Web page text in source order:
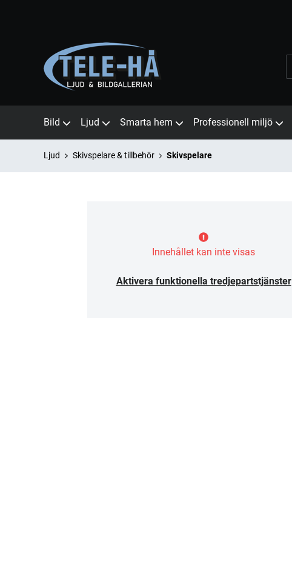
Bild Ljud Smarta hem Professionell miljö
Ljud Skivspelare & tillbehör Skivspelare
Innehållet kan inte visas
Aktivera funktionella tredjepartstjänster